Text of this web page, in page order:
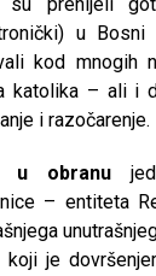
u
kod mnogih
katolika – ali i
i razočarenje.
u obranu
– entiteta
koji je